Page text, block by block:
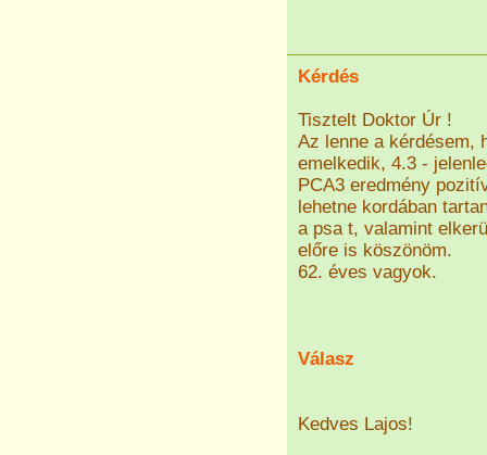
Kérdés
Tisztelt Doktor Úr !
Az lenne a kérdésem,
emelkedik, 4.3 -
PCA3 eredmény
lehetne kordában
a psa t, valamint
előre is köszönöm.
62. éves vagyok.
Válasz
Kedves Lajos!